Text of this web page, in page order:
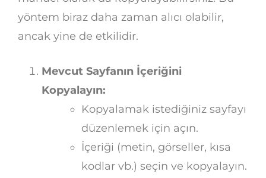
yöntem biraz daha zaman alıcı olabilir,
ancak yine de etkilidir.
Mevcut Sayfanın İçeriğini
Kopyalayın:
Kopyalamak istediğiniz sayfayı
düzenlemek için açın.
İçeriği (metin, görseller, kısa
kodlar vb.) seçin ve kopyalayın.